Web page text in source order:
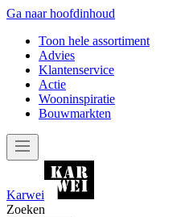
Ga naar hoofdinhoud
Toon hele assortiment
Advies
Klantenservice
Actie
Wooninspiratie
Bouwmarkten
Karwei
Zoeken